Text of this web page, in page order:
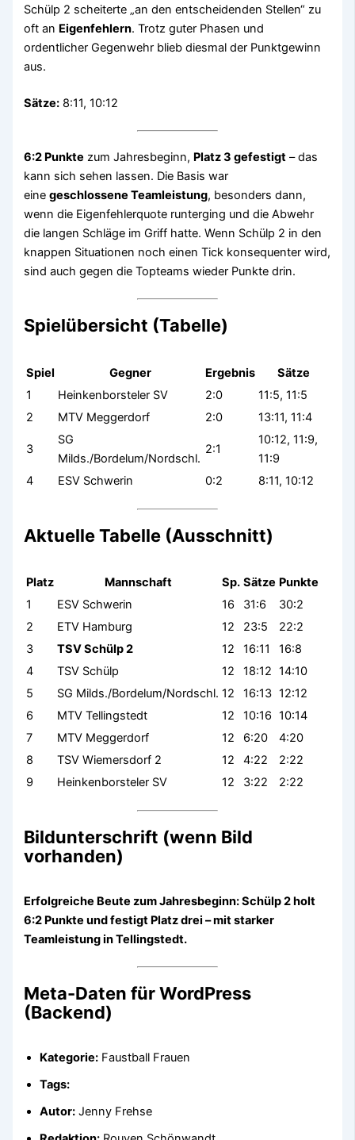
Schülp 2 scheiterte „an den entscheidenden Stellen“ zu
oft an Eigenfehlern. Trotz guter Phasen und
ordentlicher Gegenwehr blieb diesmal der Punktgewinn
aus.
Sätze: 8:11, 10:12
6:2 Punkte zum Jahresbeginn, Platz 3 gefestigt – das
kann sich sehen lassen. Die Basis war
einegeschlossene Teamleistung, besonders dann,
wenn die Eigenfehlerquote runterging und die Abwehr
die langen Schläge im Griff hatte. Wenn Schülp 2 in den
knappen Situationen noch einen Tick konsequenter wird,
sind auch gegen die Topteams wieder Punkte drin.
Spielübersicht (Tabelle)
Spiel Gegner Ergebnis
Sätze
1
Heinkenborsteler SV 2:0
11:5, 11:5
2
MTV Meggerdorf 2:0 13:11, 11:4
3
SG
Milds./Bordelum/Nordschl.
2:1
10:12, 11:9,
11:9
4
ESV Schwerin 0:2 8:11, 10:12
Aktuelle Tabelle (Ausschnitt)
Platz Mannschaft Sp. Sätze Punkte
1
ESV Schwerin 16 31:6
30:2
2
ETV Hamburg 12 23:5
22:2
3
TSV Schülp 2 12 16:11
16:8
4
TSV Schülp 12 18:12 14:10
5
SG Milds./Bordelum/Nordschl. 12 16:13 12:12
6
MTV Tellingstedt 12 10:16 10:14
7
MTV Meggerdorf 12 6:20
4:20
8
TSV Wiemersdorf 2 12 4:22
2:22
9
Heinkenborsteler SV 12 3:22 2:22
Bildunterschrift (wenn Bild
vorhanden)
Erfolgreiche Beute zum Jahresbeginn: Schülp 2 holt
6:2 Punkte und festigt Platz drei – mit starker
Teamleistung in Tellingstedt.
Meta-Daten für WordPress
(Backend)
Kategorie: Faustball Frauen
Tags:
Autor: Jenny Frehse